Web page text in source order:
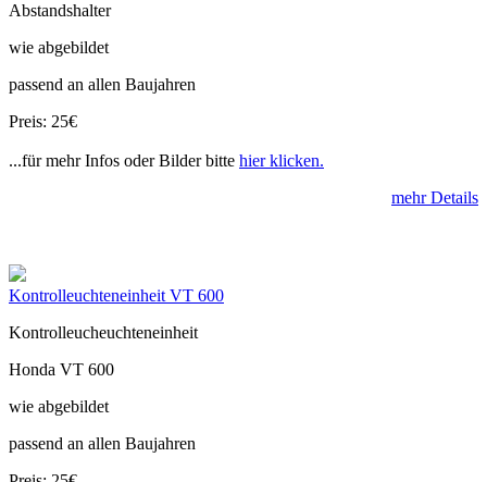
Abstandshalter
wie abgebildet
passend an allen Baujahren
Preis: 25€
...für mehr Infos oder Bilder bitte hier klicken.
mehr Details
Kontrolleuchteneinheit VT 600
Kontrolleucheuchteneinheit
Honda VT 600
wie abgebildet
passend an allen Baujahren